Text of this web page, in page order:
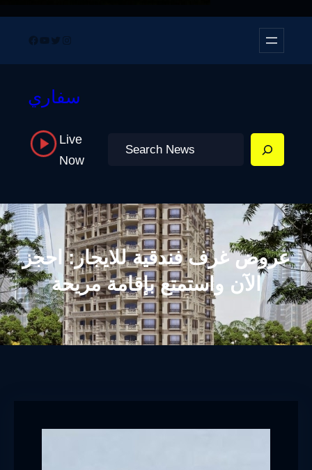
Facebook
YouTube
TwitterInstagram
سفاري
Live
Now
Search
عروض غرف فندقية للايجار: احجز
الآن واستمتع بإقامة مريحة